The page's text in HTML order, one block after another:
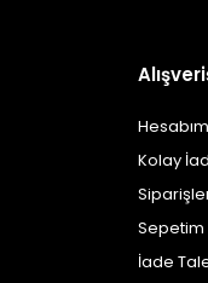
Hesabım
Kolay
Sepetim
İade